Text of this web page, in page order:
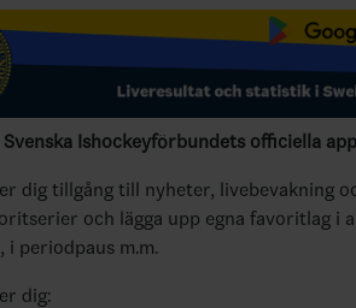
Svenska Ishockeyförbundets officiella app
dig tillgång till nyheter, livebevakning
och lägga upp egna favoritlag i
i periodpaus m.m.
dig: